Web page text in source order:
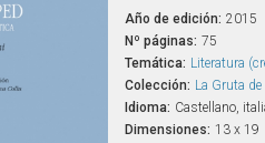
Año de edición: 2015
Nº páginas: 75
Temática: Literatura
Colección: La Gruta
Idioma: Castellano,
Dimensiones: 13 x 19